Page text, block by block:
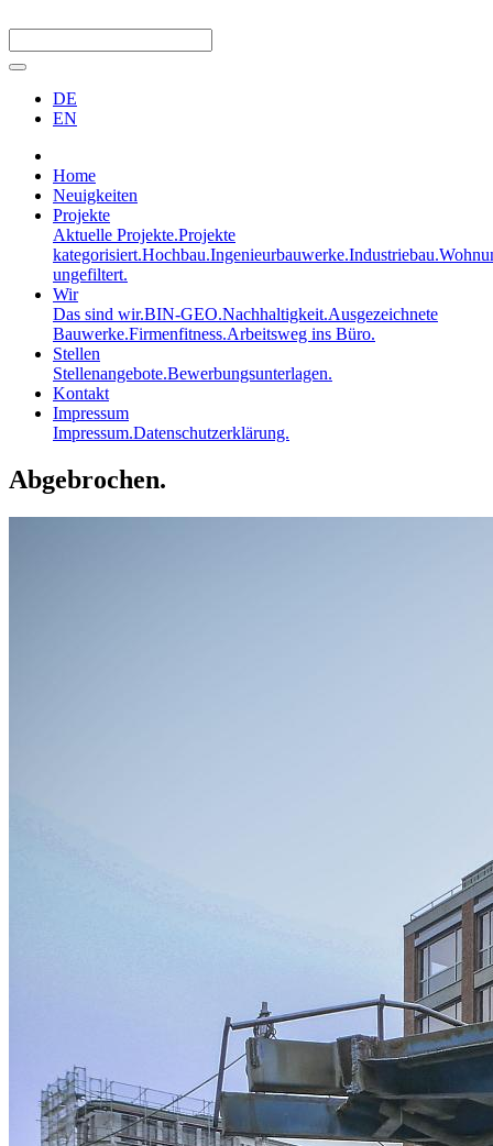
DE
EN
Home
Neuigkeiten
Projekte
Aktuelle Projekte.Projekte
kategorisiert.Hochbau.Ingenieurbauwerke.Industriebau.
ungefiltert.
Wir
Das sind wir.BIN-GEO.Nachhaltigkeit.Ausgezeichnete
Bauwerke.Firmenfitness.Arbeitsweg ins Büro.
Stellen
Stellenangebote.Bewerbungsunterlagen.
Kontakt
Impressum
Impressum.Datenschutzerklärung.
Abgebrochen.